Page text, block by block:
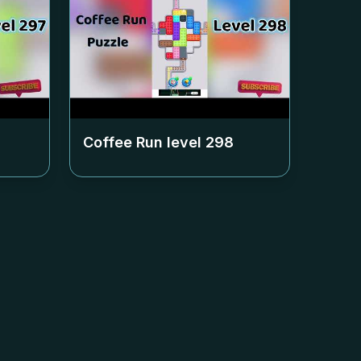
Coffee Run level 298